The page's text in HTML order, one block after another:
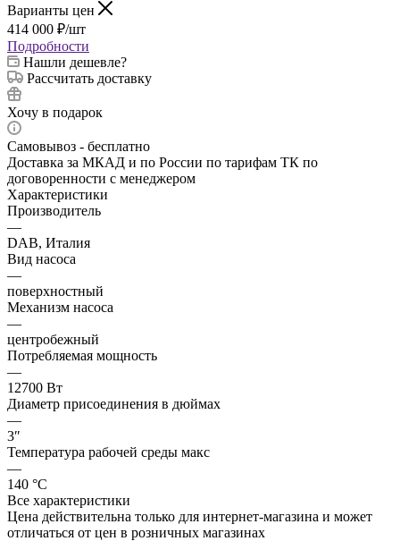
Варианты цен
414 000 ₽/шт
Подробности
Нашли дешевле?
Рассчитать доставку
Хочу в подарок
Самовывоз - бесплатно
Доставка за МКАД и по России по тарифам ТК по
договоренности с менеджером
Характеристики
Производитель
—
DAB, Италия
Вид насоса
—
поверхностный
Механизм насоса
—
центробежный
Потребляемая мощность
—
12700 Вт
Диаметр присоединения в дюймах
—
3″
Температура рабочей среды макс
—
140 °С
Все характеристики
Цена действительна только для интернет-магазина и может
отличаться от цен в розничных магазинах